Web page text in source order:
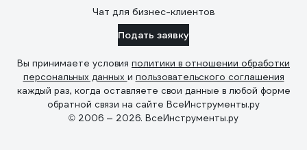
Чат для бизнес-клиентов
Подать заявку
Вы принимаете условия политики в отношении обработки
персональных данных и пользовательского соглашения
каждый раз, когда оставляете свои данные в любой форме
обратной связи на сайте ВсеИнструменты.ру
© 2006 — 2026. ВсеИнструменты.ру